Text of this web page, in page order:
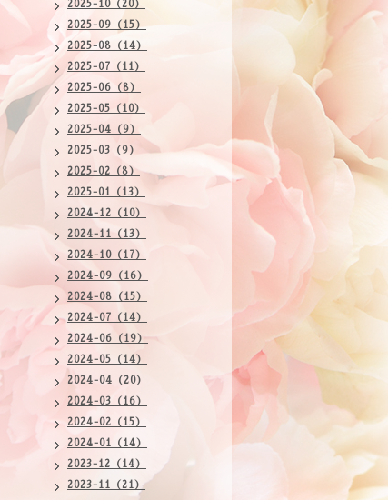
2025-10（20）
2025-09（15）
2025-08（14）
2025-07（11）
2025-06（8）
2025-05（10）
2025-04（9）
2025-03（9）
2025-02（8）
2025-01（13）
2024-12（10）
2024-11（13）
2024-10（17）
2024-09（16）
2024-08（15）
2024-07（14）
2024-06（19）
2024-05（14）
2024-04（20）
2024-03（16）
2024-02（15）
2024-01（14）
2023-12（14）
2023-11（21）